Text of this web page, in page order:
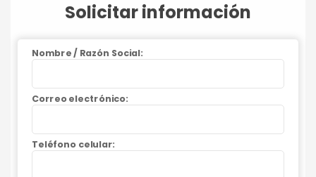
Solicitar información
Nombre / Razón Social:
Correo electrónico:
Teléfono celular: